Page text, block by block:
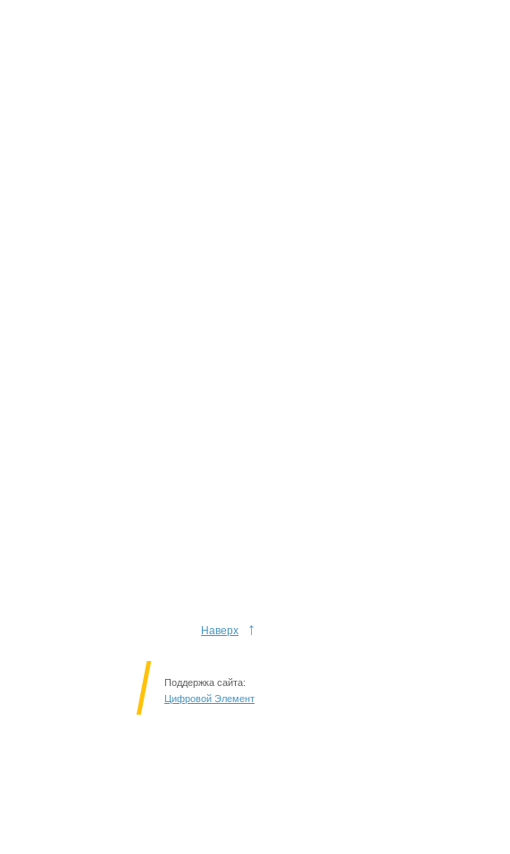
Наверх ↑
Поддержка сайта:
Цифровой Элемент